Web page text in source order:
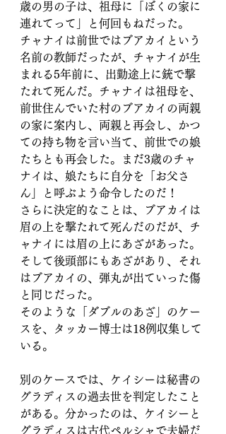
歳の男の子は、祖母に「ぼくの家に
連れてって」と何回もねだった。
チャナイは前世ではブアカイという
名前の教師だったが、チャナイが生
まれる5年前に、出勤途上に銃で撃
たれて死んだ。チャナイは祖母を、
前世住んでいた村のブアカイの両親
の家に案内し、両親と再会し、かつ
ての持ち物を言い当て、前世での娘
たちとも再会した。まだ3歳のチャ
ナイは、娘たちに自分を「お父さ
ん」と呼ぶよう命令したのだ！
さらに決定的なことは、ブアカイは
眉の上を撃たれて死んだのだが、チ
ャナイには眉の上にあざがあった。
そして後頭部にもあざがあり、それ
はブアカイの、弾丸が出ていった傷
と同じだった。
そのような「ダブルのあざ」のケー
スを、タッカー博士は18例収集して
いる。
別のケースでは、ケイシーは秘書の
グラディスの過去世を判定したこと
がある。分かったのは、ケイシーと
グラディスは古代ペルシャで夫婦だ